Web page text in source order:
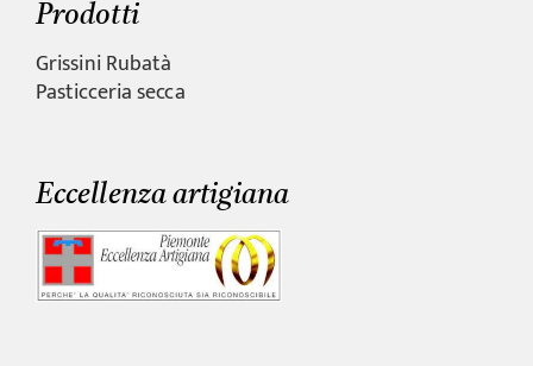
Prodotti
Grissini Rubatà
Pasticceria secca
Eccellenza artigiana